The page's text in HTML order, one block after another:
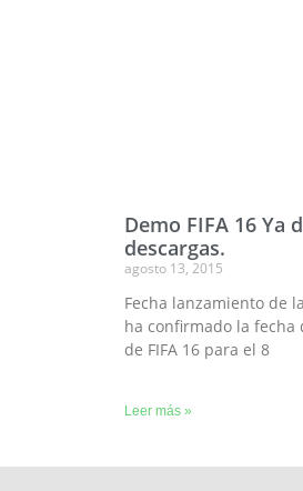
Demo FIFA 16 Ya
descargas.
agosto 13, 2015
Fecha lanzamiento de
ha confirmado la fecha
de FIFA 16 para el 8
Leer más »